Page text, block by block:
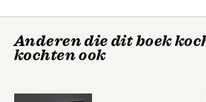
De democratie
crasht
182
9. Hoe we de digitale samenleving kunnen
Dankwoord 235
Anderen die dit boek
kochten ook